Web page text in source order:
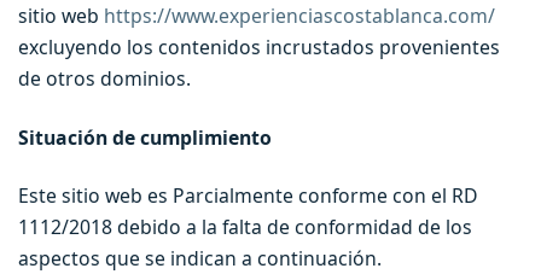
sitio web https://www.experienciascostablanca.com/
excluyendo los contenidos incrustados provenientes
de otros dominios.
Situación de cumplimiento
Este sitio web es Parcialmente conforme con el RD
1112/2018 debido a la falta de conformidad de los
aspectos que se indican a continuación.